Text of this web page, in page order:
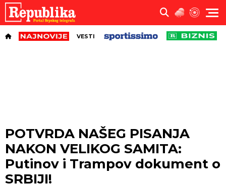
VESTI
POTVRDA NAŠEG PISANJA
NAKON VELIKOG SAMITA:
Putinov i Trampov dokument o
SRBIJI!